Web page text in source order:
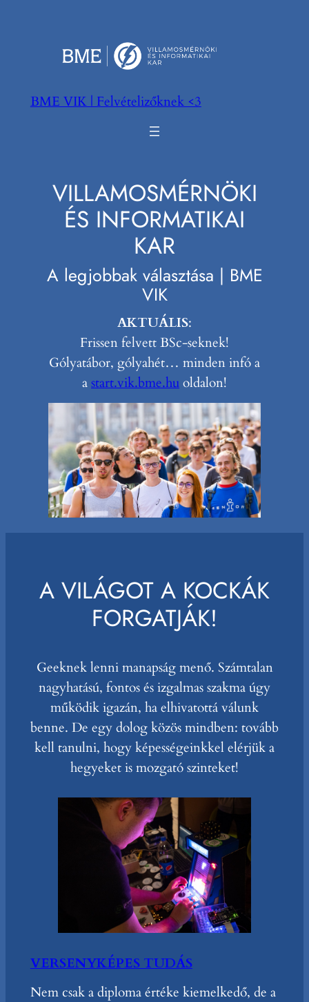
tartalomhoz
BME VIK | Felvételizőknek <3
VILLAMOSMÉRNÖKI
ÉS INFORMATIKAI
KAR
A legjobbak választása | BME
VIK
AKTUÁLIS:
Frissen felvett BSc-seknek!
Gólyatábor, gólyahét… minden infó a
astart.vik.bme.huoldalon!
A VILÁGOT A KOCKÁK
FORGATJÁK!
Geeknek lenni manapság menő. Számtalan
nagyhatású, fontos és izgalmas szakma úgy
működik igazán, ha elhivatottá válunk
benne. De egy dolog közös mindben: tovább
kell tanulni, hogy képességeinkkel elérjük a
hegyeket is mozgató szinteket!
VERSENYKÉPES TUDÁS
Nem csak a diploma értéke kiemelkedő, de a